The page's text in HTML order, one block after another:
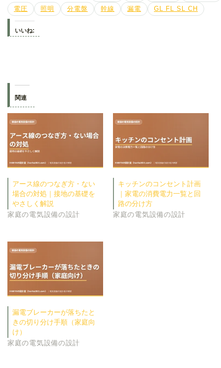
電圧
照明 分電盤 幹線 漏電 GL FL SL CH
いいね:
関連
アース線のつなぎ方・ない
場合の対処｜接地の基礎を
やさしく解説
家庭の電気設備の設計
キッチンのコンセント計画
｜家電の消費電力一覧と回
路の分け方
家庭の電気設備の設計
漏電ブレーカーが落ちたと
きの切り分け手順（家庭向
け）
家庭の電気設備の設計